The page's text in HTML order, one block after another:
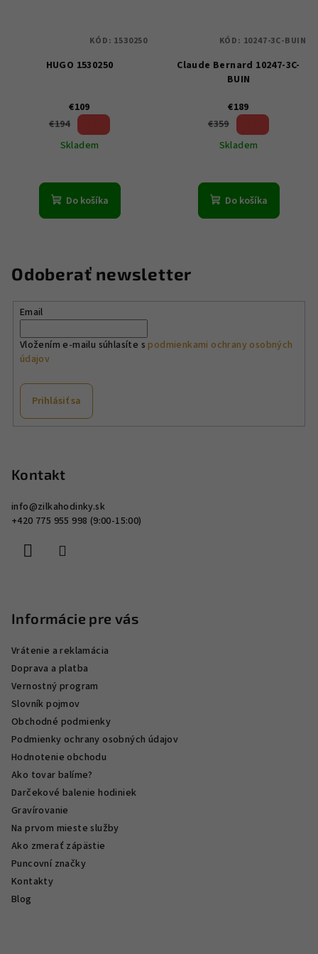
HUGO 1530250
€109
€194
Skladem
Do košíka
KÓD: 1530250
Claude Bernard 10247-3C-
BUIN
€189
€359
Skladem
Do košíka
KÓD: 10247-3C-BUIN
Odoberať newsletter
Email
Vložením e-mailu súhlasíte spodmienkami ochrany osobných
údajov
Prihlásiť sa
Kontakt
info@zilkahodinky.sk
+420 775 955 998 (9:00-15:00)
Informácie pre vás
Vrátenie a reklamácia
Doprava a platba
Vernostný program
Slovník pojmov
Obchodné podmienky
Podmienky ochrany osobných údajov
Hodnotenie obchodu
Ako tovar balíme?
Darčekové balenie hodiniek
Gravírovanie
Na prvom mieste služby
Ako zmerať zápästie
Puncovní značky
Kontakty
Blog